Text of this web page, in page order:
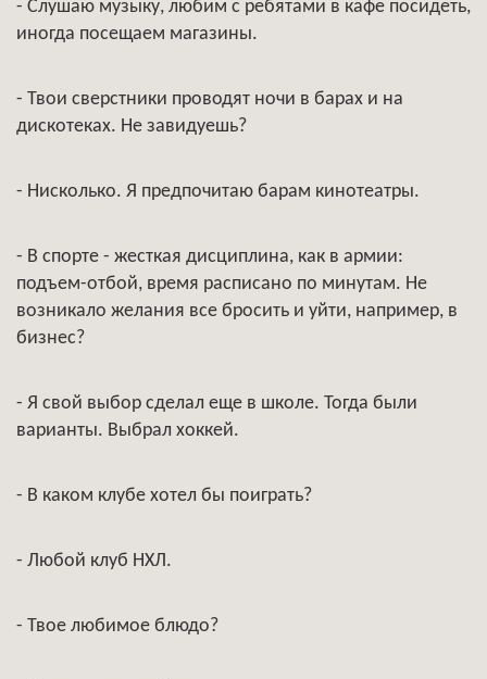
- Слушаю музыку, любим с ребятами в кафе посидеть,
иногда посещаем магазины.
- Твои сверстники проводят ночи в барах и на
дискотеках. Не завидуешь?
- Нисколько. Я предпочитаю барам кинотеатры.
- В спорте - жесткая дисциплина, как в армии:
подъем-отбой, время расписано по минутам. Не
возникало желания все бросить и уйти, например, в
бизнес?
- Я свой выбор сделал еще в школе. Тогда были
варианты. Выбрал хоккей.
- В каком клубе хотел бы поиграть?
- Любой клуб НХЛ.
- Твое любимое блюдо?